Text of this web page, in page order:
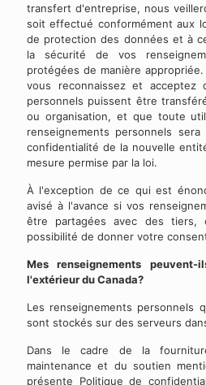
transfert d'entreprise, nous
soit effectué conformément aux
de protection des données et à
la sécurité de vos
protégées de manière
vous reconnaissez et acceptez
personnels puissent être
ou organisation, et que toute
renseignements personnels
confidentialité de la nouvelle
mesure permise par la loi.
À l'exception de ce qui est
avisé à l'avance si vos
être partagées avec des tiers,
possibilité de donner votre
Mes renseignements
l'extérieur du Canada?
Les renseignements personnels
sont stockés sur des serveurs
Dans le cadre de la
maintenance et du soutien
présente Politique de